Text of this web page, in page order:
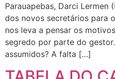
Parauapebas, Darci Lermen
dos novos secretários para
nos leva a pensar os
segredo por parte do
assumidos? A falta […]